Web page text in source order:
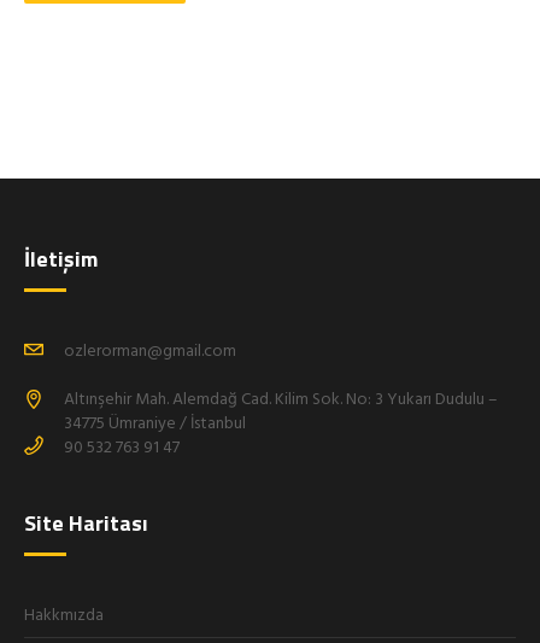
İletişim
ozlerorman@gmail.com
Altınşehir Mah. Alemdağ Cad. Kilim Sok. No: 3 Yukarı Dudulu –
34775 Ümraniye / İstanbul
90 532 763 91 47
Site Haritası
Hakkmızda